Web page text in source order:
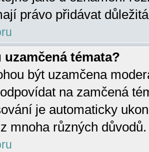
právo přidávat
témata?
být uzamčena
na zamčená
je automaticky
mnoha různých důvodů.